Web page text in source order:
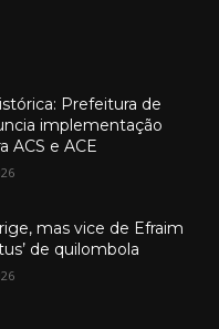
Prefeitura de
implementação
ACS e ACE
mas vice de Efraim
de quilombola